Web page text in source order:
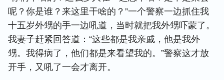
呢？你是谁？来这里干啥的？”一个警察一边抓住我
十五岁外甥的手一边吼道，当时就把我外甥吓蒙了。
我妻子赶紧回答道：“这些都是我亲戚，他是我外
甥。我得病了，他们都是来看望我的。”警察这才放
开手，又吼了一会才离开。